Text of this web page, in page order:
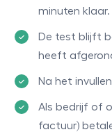
minuten klaar.
De test blijft
heeft
Na het
Als bedrijf of
factuur)